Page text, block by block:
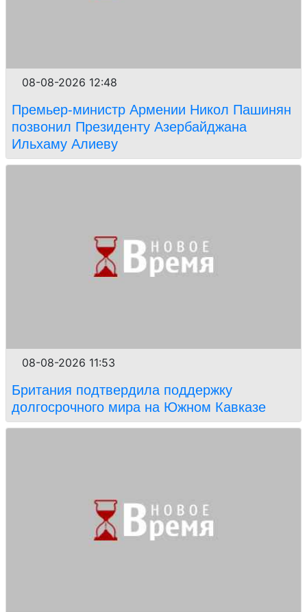
08-08-2026 12:48
Премьер-министр Армении Никол Пашинян
позвонил Президенту Азербайджана
Ильхаму Алиеву
08-08-2026 11:53
Британия подтвердила поддержку
долгосрочного мира на Южном Кавказе